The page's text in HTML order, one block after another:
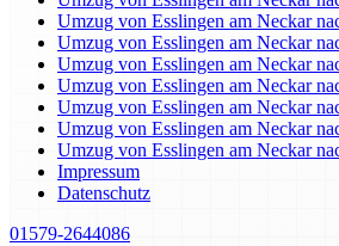
Umzug von Esslingen am Neckar
Umzug von Esslingen am Neckar
Umzug von Esslingen am Neckar
Umzug von Esslingen am Neckar
Umzug von Esslingen am Neckar
Umzug von Esslingen am Neckar
Umzug von Esslingen am Neckar
Impressum
Datenschutz
01579-2644086